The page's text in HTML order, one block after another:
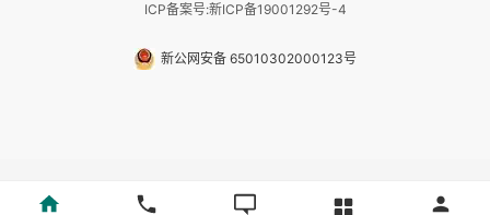
ICP备案号:新ICP备19001292号-4
新公网安备 65010302000123号